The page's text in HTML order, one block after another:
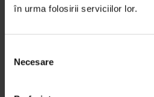
în urma folosirii serviciilor lor.
Necesare
După cutremurul din ’77, o
văzut o magnolie înflorind
odată un oraș. Orașul